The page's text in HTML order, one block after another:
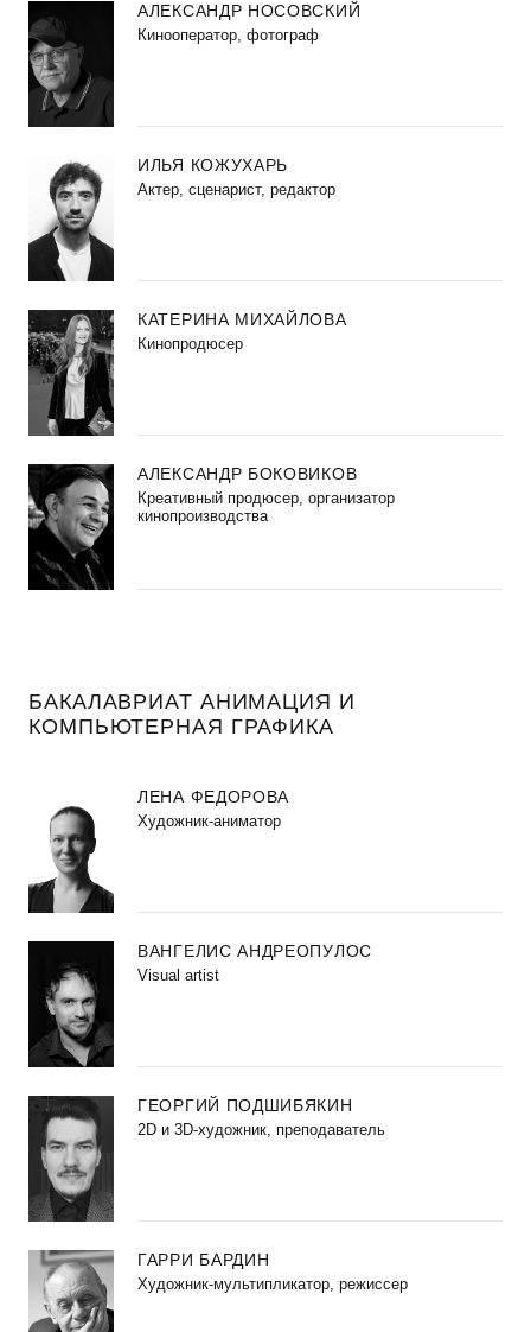
АЛЕКСАНДР НОСОВСКИЙ
Кинооператор, фотограф
ИЛЬЯ КОЖУХАРЬ
Актер, сценарист, редактор
КАТЕРИНА МИХАЙЛОВА
Кинопродюсер
АЛЕКСАНДР БОКОВИКОВ
Креативный продюсер, организатор
кинопроизводства
БАКАЛАВРИАТ АНИМАЦИЯ И
КОМПЬЮТЕРНАЯ ГРАФИКА
ЛЕНА ФЕДОРОВА
Художник-аниматор
ВАНГЕЛИС АНДРЕОПУЛОС
Visual artist
ГЕОРГИЙ ПОДШИБЯКИН
2D и 3D-художник, преподаватель
ГАРРИ БАРДИН
Художник-мультипликатор, режиссер